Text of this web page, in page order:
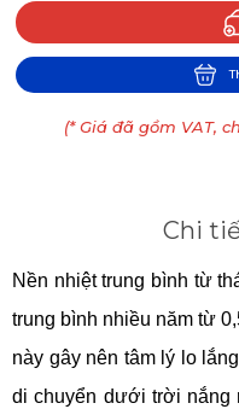
(* Giá đã gồm VAT,
Chi
Nền nhiệt trung bình từ
trung bình nhiều năm từ
này gây nên tâm lý lo
di chuyển dưới trời nắng